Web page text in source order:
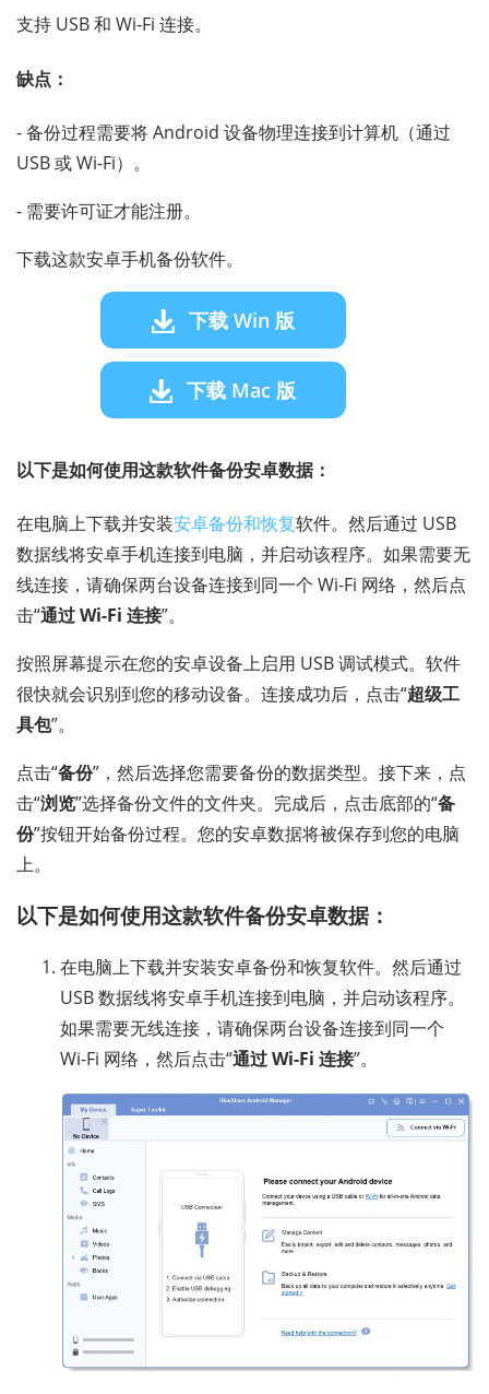
支持 USB 和 Wi-Fi 连接。
缺点：
- 备份过程需要将 Android 设备物理连接到计算机（通过
USB 或 Wi-Fi）。
- 需要许可证才能注册。
下载这款安卓手机备份软件。
下载 Win 版
下载 Mac 版
以下是如何使用这款软件备份安卓数据：
在电脑上下载并安装安卓备份和恢复软件。然后通过 USB
数据线将安卓手机连接到电脑，并启动该程序。如果需要无
线连接，请确保两台设备连接到同一个 Wi-Fi 网络，然后点
击“通过 Wi-Fi 连接”。
按照屏幕提示在您的安卓设备上启用 USB 调试模式。软件
很快就会识别到您的移动设备。连接成功后，点击“超级工
具包”。
点击“备份”，然后选择您需要备份的数据类型。接下来，点
击“浏览”选择备份文件的文件夹。完成后，点击底部的“备
份”按钮开始备份过程。您的安卓数据将被保存到您的电脑
上。
以下是如何使用这款软件备份安卓数据：
在电脑上下载并安装安卓备份和恢复软件。然后通过
USB 数据线将安卓手机连接到电脑，并启动该程序。
如果需要无线连接，请确保两台设备连接到同一个
Wi-Fi 网络，然后点击“通过 Wi-Fi 连接”。